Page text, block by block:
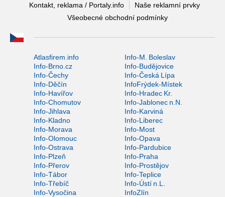
Kontakt, reklama / Portaly.info
Naše reklamní prvky
Všeobecné obchodní podmínky
Atlasfirem.info
Info-M. Boleslav
Info-Brno.cz
Info-Budějovice
Info-Čechy
Info-Česká Lípa
Info-Děčín
InfoFrýdek-Místek
Info-Havířov
Info-Hradec Kr.
Info-Chomutov
Info-Jablonec n.N.
Info-Jihlava
Info-Karviná
Info-Kladno
Info-Liberec
Info-Morava
Info-Most
Info-Olomouc
Info-Opava
Info-Ostrava
Info-Pardubice
Info-Plzeň
Info-Praha
Info-Přerov
Info-Prostějov
Info-Tábor
Info-Teplice
Info-Třebíč
Info-Ústí n.L.
Info-Vysočina
InfoZlín